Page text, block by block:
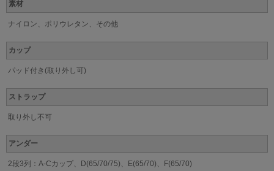
素材
ナイロン、ポリウレタン、その他
カップ
パッド付き(取り外し可)
ストラップ
取り外し不可
アンダー
2段3列：A-Cカップ、D(65/70/75)、E(65/70)、F(65/70)